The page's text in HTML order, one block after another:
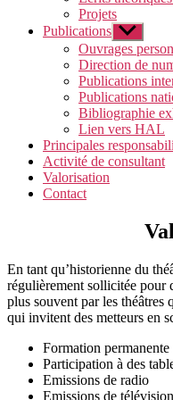
Projets
Publications Afficher
le
sous-
menu
Ouvrages
Direction de
Publications
Publications
Bibliographie
Lien vers HAL
Principales
Activité de consultant
Valorisation
Contact
En tant qu’historienne du
régulièrement sollicitée pour
plus souvent par les théâtres
qui invitent des metteurs en
Formation permanente
Participation à des
Emissions de radio
Emissions de